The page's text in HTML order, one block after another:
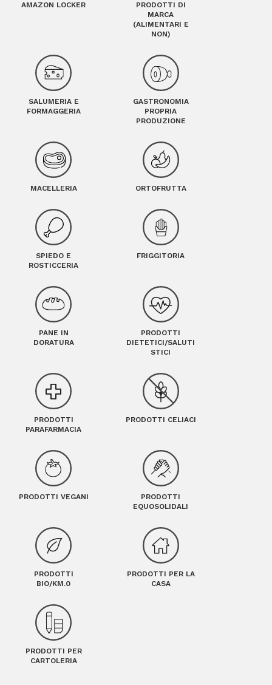
AMAZON LOCKER
PRODOTTI DI
MARCA
(ALIMENTARI E
NON)
SALUMERIA E
FORMAGGERIA
GASTRONOMIA
PROPRIA
PRODUZIONE
MACELLERIA ORTOFRUTTA
SPIEDO E
ROSTICCERIA
FRIGGITORIA
PANE IN
DORATURA
PRODOTTI
DIETETICI/SALUTI
STICI
PRODOTTI
PARAFARMACIA
PRODOTTI CELIACI
PRODOTTI VEGANI
PRODOTTI
EQUOSOLIDALI
PRODOTTI
BIO/KM.0
PRODOTTI PER LA
CASA
PRODOTTI PER
CARTOLERIA